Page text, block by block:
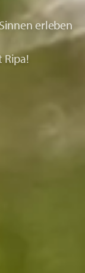
erleben
Ripa!